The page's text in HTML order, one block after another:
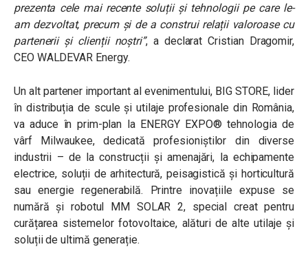
prezenta cele mai recente soluții și tehnologii pe care le-
am dezvoltat, precum și de a construi relații valoroase cu
partenerii și clienții noștri”, a declarat Cristian Dragomir,
CEO WALDEVAR Energy.
Un alt partener important al evenimentului, BIG STORE, lider
în distribuția de scule și utilaje profesionale din România,
va aduce în prim-plan la ENERGY EXPO® tehnologia de
vârf Milwaukee, dedicată profesioniștilor din diverse
industrii – de la construcții și amenajări, la echipamente
electrice, soluții de arhitectură, peisagistică și horticultură
sau energie regenerabilă. Printre inovațiile expuse se
numără și robotul MM SOLAR 2, special creat pentru
curățarea sistemelor fotovoltaice, alături de alte utilaje și
soluții de ultimă generație.